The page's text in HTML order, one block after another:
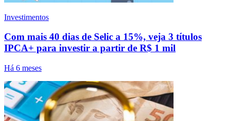
Investimentos
Com mais 40 dias de Selic a 15%, veja 3 títulos
IPCA+ para investir a partir de R$ 1 mil
Há 6 meses